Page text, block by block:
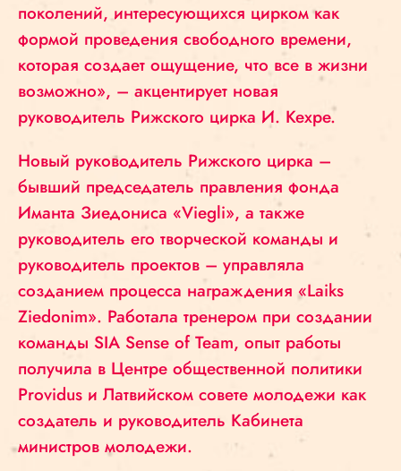
поколений, интересующихся цирком как
формой проведения свободного времени,
которая создает ощущение, что все в жизни
возможно», – акцентирует новая
руководитель Рижского цирка И. Кехре.
Новый руководитель Рижского цирка –
бывший председатель правления фонда
Иманта Зиедониса «Viegli», а также
руководитель его творческой команды и
руководитель проектов – управляла
созданием процесса награждения «Laiks
Ziedonim». Работала тренером при создании
команды SIA Sense of Team, опыт работы
получила в Центре общественной политики
Providus и Латвийском совете молодежи как
создатель и руководитель Кабинета
министров молодежи.